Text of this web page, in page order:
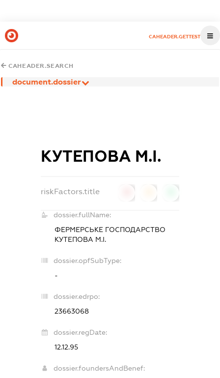
CAHEADER.GETTEST
CAHEADER.SEARCH
document.dossier
КУТЕПОВА М.І.
riskFactors.title
dossier.fullName:
ФЕРМЕРСЬКЕ ГОСПОДАРСТВО
КУТЕПОВА М.І.
dossier.opfSubType:
-
dossier.edrpo:
23663068
dossier.regDate:
12.12.95
dossier.foundersAndBenef: